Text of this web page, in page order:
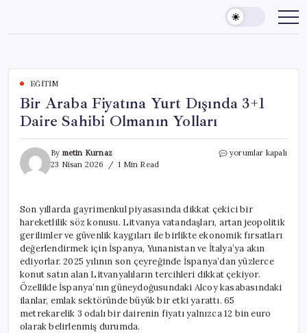
content
EĞITIM
Bir Araba Fiyatına Yurt Dışında 3+1
Daire Sahibi Olmanın Yolları
By metin Kurnaz
23 Nisan 2026
1 Min Read
Bir
3+1
Daire
Sahibi
Olmanın
Yolları
için
yorumlar kapalı
Son yıllarda gayrimenkul piyasasında dikkat çekici bir
hareketlilik söz konusu. Litvanya vatandaşları, artan jeopolitik
gerilimler ve güvenlik kaygıları ile birlikte ekonomik fırsatları
değerlendirmek için İspanya, Yunanistan ve İtalya’ya akın
ediyorlar. 2025 yılının son çeyreğinde İspanya’dan yüzlerce
konut satın alan Litvanyalıların tercihleri dikkat çekiyor.
Özellikle İspanya’nın güneydoğusundaki Alcoy kasabasındaki
ilanlar, emlak sektöründe büyük bir etki yarattı. 65
metrekarelik 3 odalı bir dairenin fiyatı yalnızca 12 bin euro
olarak belirlenmiş durumda.